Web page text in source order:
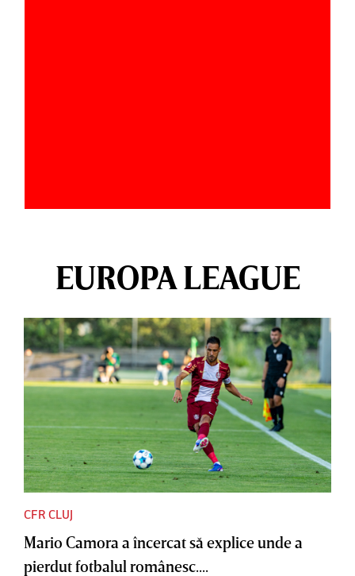
EUROPA LEAGUE
CFR CLUJ
Mario Camora a încercat să explice unde a
pierdut fotbalul românesc....